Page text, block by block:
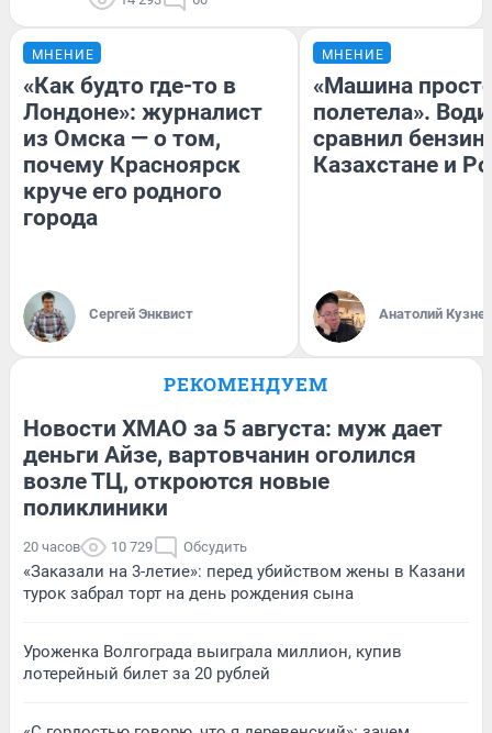
МНЕНИЕ
«Как будто где-то в
Лондоне»: журналист
из Омска — о том,
почему Красноярск
круче его родного
города
Сергей Энквист
МНЕНИЕ
«Машина
полетела».
сравнил бензин
Казахстане и
Анатолий
РЕКОМЕНДУЕМ
Новости ХМАО за 5 августа: муж дает
деньги Айзе, вартовчанин оголился
возле ТЦ, откроются новые
поликлиники
20 часов 10 729 Обсудить
«Заказали на 3-летие»: перед убийством жены в Казани
турок забрал торт на день рождения сына
Уроженка Волгограда выиграла миллион, купив
лотерейный билет за 20 рублей